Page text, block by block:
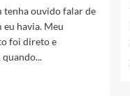
tenha ouvido falar de
eu havia. Meu
foi direto e